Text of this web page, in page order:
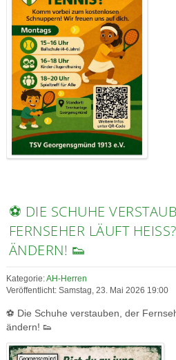
⚽ DIE SCHUHE
FERNSEHER LÄUFT
NDERN! 👟
Kategorie:AH-Herren
Veröffentlicht: Samstag, 23. Mai 2026 19:00
⚽ Die Schuhe verstauben, der
ändern! 👟